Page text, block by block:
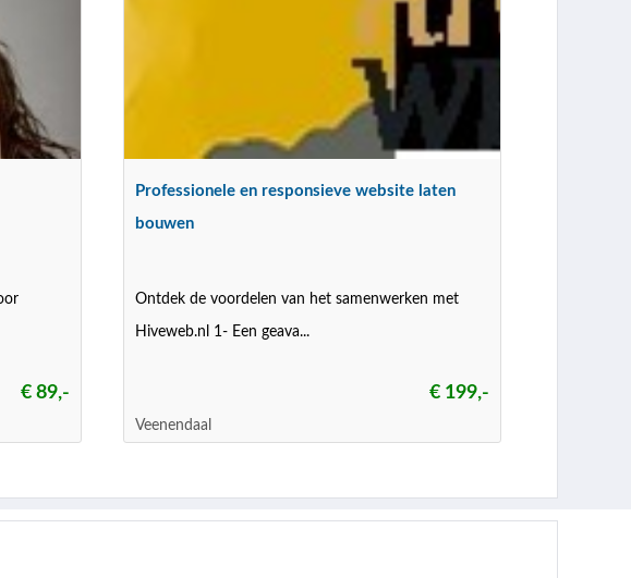
€ 89,-
Professionele en responsieve website laten
bouwen
Ontdek de voordelen van het samenwerken met
Hiveweb.nl 1- Een geava...
€ 199,-
Veenendaal